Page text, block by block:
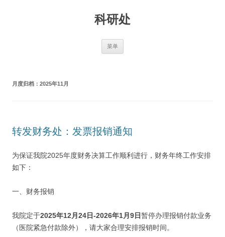
科研处
菜单
月度归档： 2025年11月
转发财务处：发票报销通知
为保证我院2025年度财务决算工作顺利进行，财务年终工作安排
如下：
一、财务报销
我院定于2025年12月24日-2026年1月9日暂停办理报销付款业务
（医院紧急付款除外），请大家合理安排报销时间。